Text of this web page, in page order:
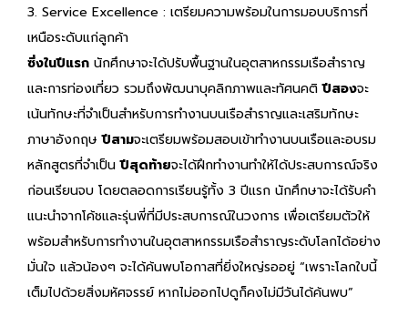
3. Service Excellence : เตรียมความพร้อมในการมอบบริการที่
เหนือระดับแก่ลูกค้า
ซึ่งในปีแรก นักศึกษาจะได้ปรับพื้นฐานในอุตสาหกรรมเรือสำราญ
และการท่องเที่ยว รวมถึงพัฒนาบุคลิกภาพและทัศนคติปีสองจะ
เน้นทักษะที่จำเป็นสำหรับการทำงานบนเรือสำราญและเสริมทักษะ
ภาษาอังกฤษปีสามจะเตรียมพร้อมสอบเข้าทำงานบนเรือและอบรม
หลักสูตรที่จำเป็นปีสุดท้ายจะได้ฝึกทำงานทำให้ได้ประสบการณ์จริง
ก่อนเรียนจบ โดยตลอดการเรียนรู้ทั้ง 3 ปีแรก นักศึกษาจะได้รับคำ
แนะนำจากโค้ชและรุ่นพี่ที่มีประสบการณ์ในวงการ เพื่อเตรียมตัวให้
พร้อมสำหรับการทำงานในอุตสาหกรรมเรือสำราญระดับโลกได้อย่าง
มั่นใจ แล้วน้องๆ จะได้ค้นพบโอกาสที่ยิ่งใหญ่รออยู่ “เพราะโลกใบนี้
เต็มไปด้วยสิ่งมหัศจรรย์ หากไม่ออกไปดูก็คงไม่มีวันได้ค้นพบ”